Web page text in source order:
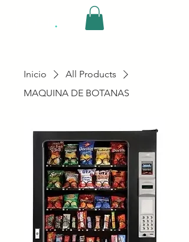
.
Inicio
All Products
MAQUINA DE BOTANAS